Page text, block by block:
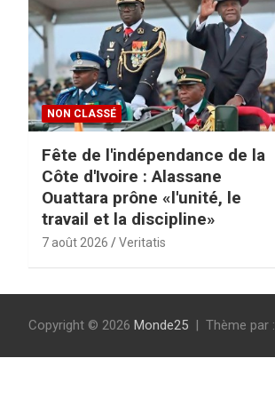
n
a
t
i
o
n
d
e
NON CLASSÉ
Fête de l'indépendance de la
Côte d'Ivoire : Alassane
Ouattara prône «l'unité, le
travail et la discipline»
7 août 2026 Veritatis
Copyright © 2026 Monde25 Thème par :